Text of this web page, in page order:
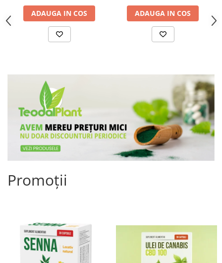
ADAUGA IN COS ADAUGA IN COS
Promoții